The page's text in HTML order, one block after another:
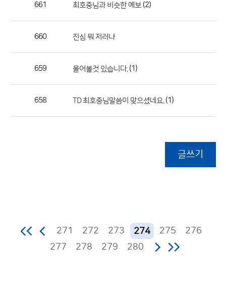
661 최호중님과 비슷한 예보 (2)
660 진심 뭐 저러냐
659 물어볼것 있습니다. (1)
658 TD 최호중님말씀이 맞으셨네요. (1)
글쓰기
271 272 273 274 275
276
277
278 279 280